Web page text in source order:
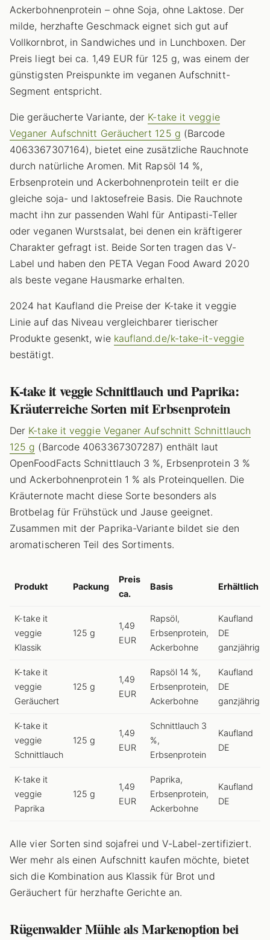
Ackerbohnenprotein – ohne Soja, ohne Laktose. Der
milde, herzhafte Geschmack eignet sich gut auf
Vollkornbrot, in Sandwiches und in Lunchboxen. Der
Preis liegt bei ca. 1,49 EUR für 125 g, was einem der
günstigsten Preispunkte im veganen Aufschnitt-
Segment entspricht.
Die geräucherte Variante, der K-take it veggie
Veganer Aufschnitt Geräuchert 125 g (Barcode
4063367307164), bietet eine zusätzliche Rauchnote
durch natürliche Aromen. Mit Rapsöl 14 %,
Erbsenprotein und Ackerbohnenprotein teilt er die
gleiche soja- und laktosefreie Basis. Die Rauchnote
macht ihn zur passenden Wahl für Antipasti-Teller
oder veganen Wurstsalat, bei denen ein kräftigerer
Charakter gefragt ist. Beide Sorten tragen das V-
Label und haben den PETA Vegan Food Award 2020
als beste vegane Hausmarke erhalten.
2024 hat Kaufland die Preise der K-take it veggie
Linie auf das Niveau vergleichbarer tierischer
Produkte gesenkt, wie kaufland.de/k-take-it-veggie
bestätigt.
K-take it veggie Schnittlauch und Paprika:
Kräuterreiche Sorten mit Erbsenprotein
Der K-take it veggie Veganer Aufschnitt Schnittlauch
125 g (Barcode 4063367307287) enthält laut
OpenFoodFacts Schnittlauch 3 %, Erbsenprotein 3 %
und Ackerbohnenprotein 1 % als Proteinquellen. Die
Kräuternote macht diese Sorte besonders als
Brotbelag für Frühstück und Jause geeignet.
Zusammen mit der Paprika-Variante bildet sie den
aromatischeren Teil des Sortiments.
Produkt Packung
Preis
ca.
Basis Erhältlich
K-take it
veggie
Klassik
125 g
1,49
EUR
Rapsöl,
Erbsenprotein,
Ackerbohne
Kaufland
DE
ganzjährig
K-take it
veggie
Geräuchert
125 g
1,49
EUR
Rapsöl 14 %,
Erbsenprotein,
Ackerbohne
Kaufland
DE
ganzjährig
K-take it
veggie
Schnittlauch
125 g
1,49
EUR
Schnittlauch 3
%,
Erbsenprotein
Kaufland
DE
K-take it
veggie
Paprika
125 g
1,49
EUR
Paprika,
Erbsenprotein,
Ackerbohne
Kaufland
DE
Alle vier Sorten sind sojafrei und V-Label-zertifiziert.
Wer mehr als einen Aufschnitt kaufen möchte, bietet
sich die Kombination aus Klassik für Brot und
Geräuchert für herzhafte Gerichte an.
Rügenwalder Mühle als Markenoption bei